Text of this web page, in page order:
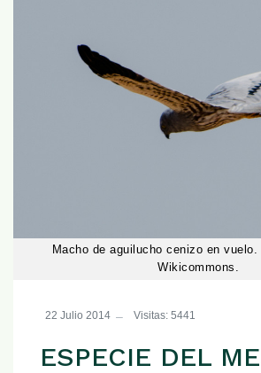
Macho de aguilucho cenizo en
Wikicommons.
22 Julio 2014 Visitas: 5441
ESPECIE DEL